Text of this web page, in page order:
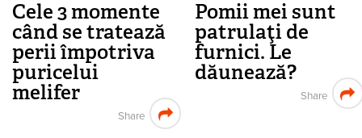
Cele 3 momente
când se tratează
perii împotriva
puricelui
melifer
Share
Pomii mei sunt
patrulaţi de
furnici. Le
dăunează?
Share